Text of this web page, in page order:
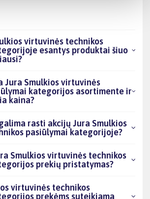
virtuvinės technikos
esantys produktai šiuo
Jura Smulkios virtuvinės
kategorijos asortimente ir
kaina?
rasti akcijų Jura Smulkios
pasiūlymai kategorijoje?
Smulkios virtuvinės technikos
prekių pristatymas?
virtuvinės technikos
prekėms suteikiama